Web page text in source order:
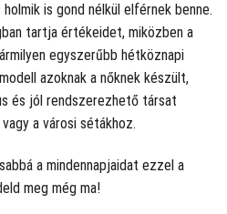
is gond nélkül elférnek benne.
tartja értékeidet, miközben a
egyszerűbb hétköznapi
azoknak a nőknek készült,
és jól rendszerezhető társat
a városi sétákhoz.
a mindennapjaidat ezzel a
meg még ma!